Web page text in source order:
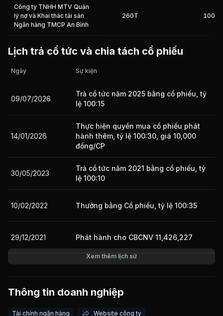
Giá trị giao dịch nhà đầu tư nước ngoài 10 phiên gần nhất
Công ty TNHH MTV Quản
lý nợ và Khai thác tài sản
Ngân hàng TMCP An Bình
260T 100%
Lịch trả cổ tức và chia tách cổ phiếu
Ngày Sự kiện
09/07/2026
Trả cổ tức năm 2025 bằng cổ phiếu, tỷ
lệ 100:15
14/01/2026
Thực hiện quyền mua cổ phiếu phát
hành thêm, tỷ lệ 100:30, giá 10,000
đồng/CP
30/05/2023
Trả cổ tức năm 2021 bằng cổ phiếu, tỷ
lệ 100:10
10/02/2022 Thưởng bằng Cổ phiếu, tỷ lệ 100:35
29/12/2021 Phát hành cho CBCNV 11,426,227
Thực hiện quyền mua cổ phiếu phát
Xem thêm lịch sử
Thông tin doanh nghiệp
Tài chính ngân hàng Website công ty